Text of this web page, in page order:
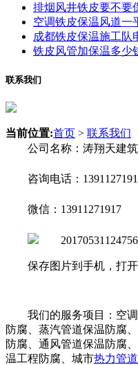
排烟风井铁皮要不要
空调铁皮保温风道一
成都铁皮保温施工队
铁皮风管加保温多少
联系我们
当前位置:首页 > 联系我们
公司名称：涛翔天建
咨询电话：
微信：13911271917
保存图片到手机，打
我们的服务项目：空
防腐、蒸汽管道保温防腐
防腐、通风管道保温防腐
温工程防腐、城市热力管